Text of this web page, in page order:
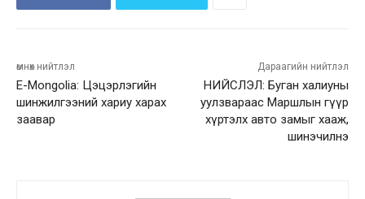
өмнөх нийтлэл
E-Mongolia: Цэцэрлэгийн
шинжилгээний хариу харах
заавар
Дараагийн нийтлэл
НИЙСЛЭЛ: Буган халиуны
уулзвараас Маршлын гүүр
хүртэлх авто замыг хааж,
шинэчилнэ